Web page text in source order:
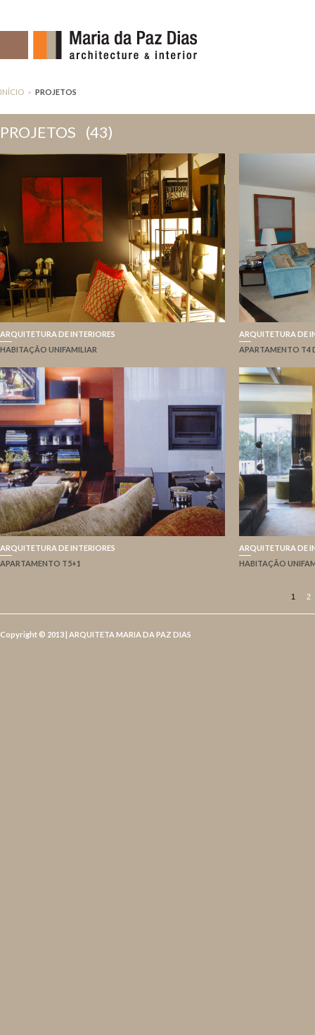
INÍCIO > PROJETOS
PROJETOS (43)
ARQUITETURA DE INTERIORES
HABITAÇÃO UNIFAMILIAR
ARQUITETURA DE
APARTAMENTO T4
ARQUITETURA DE INTERIORES
APARTAMENTO T5+1
ARQUITETURA DE
HABITAÇÃO
Copyright © 2013 | ARQUITETA MARIA DA PAZ DIAS